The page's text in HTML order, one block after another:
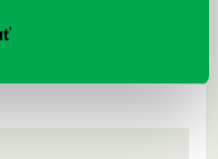
kuchyňou a etiketou